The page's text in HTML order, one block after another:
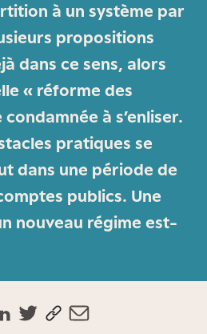
à un système par
propositions
dans ce sens, alors
« réforme des
à s’enliser.
pratiques se
dans une période de
publics. Une
nouveau régime est-